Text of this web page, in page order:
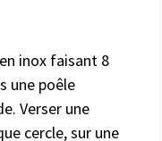
inox faisant 8
une poêle
Verser une
cercle, sur une